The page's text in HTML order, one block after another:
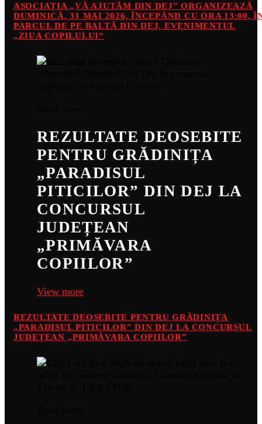
ASOCIAȚIA „VĂ AJUTĂM DIN DEJ” ORGANIZEAZĂ
DUMINICĂ, 31 MAI 2026, ÎNCEPÂND CU ORA 13:00,
PARCUL DE PE BALTĂ DIN DEJ, EVENIMENTUL
„ZIUA COPILULUI“
REZULTATE DEOSEBITE
PENTRU GRĂDINIȚA
„PARADISUL
PITICILOR” DIN DEJ LA
CONCURSUL
JUDEȚEAN
„PRIMĂVARA
COPIILOR”
View more
REZULTATE DEOSEBITE PENTRU GRĂDINIȚA
„PARADISUL PITICILOR” DIN DEJ LA CONCURSUL
JUDEȚEAN „PRIMĂVARA COPIILOR”